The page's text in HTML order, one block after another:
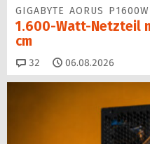
GIGABYTE AORUS P1600W
1.600-Watt-Netzteil
cm
32 Kommentare
06.08.2026